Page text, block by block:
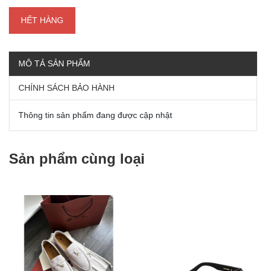
HẾT HÀNG
MÔ TẢ SẢN PHẨM
CHÍNH SÁCH BẢO HÀNH
Thông tin sản phẩm đang được cập nhật
Sản phẩm cùng loại